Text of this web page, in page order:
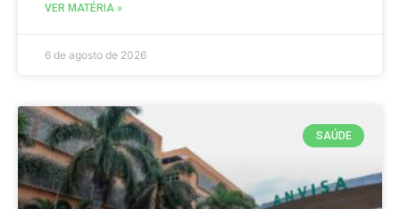
VER MATÉRIA »
6 de agosto de 2026
SAÚDE